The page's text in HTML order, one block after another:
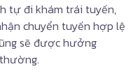
tự đi khám trái tuyến,
chuyển tuyến hợp lệ
sẽ được hưởng